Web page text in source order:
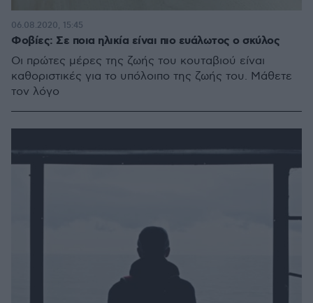
Φοβίες: Σε ποια ηλικία είναι πιο ευάλωτος ο σκύλος
Οι πρώτες μέρες της ζωής του κουταβιού είναι
καθοριστικές για το υπόλοιπο της ζωής του. Μάθετε
τον λόγο
06.08.2020, 15:45